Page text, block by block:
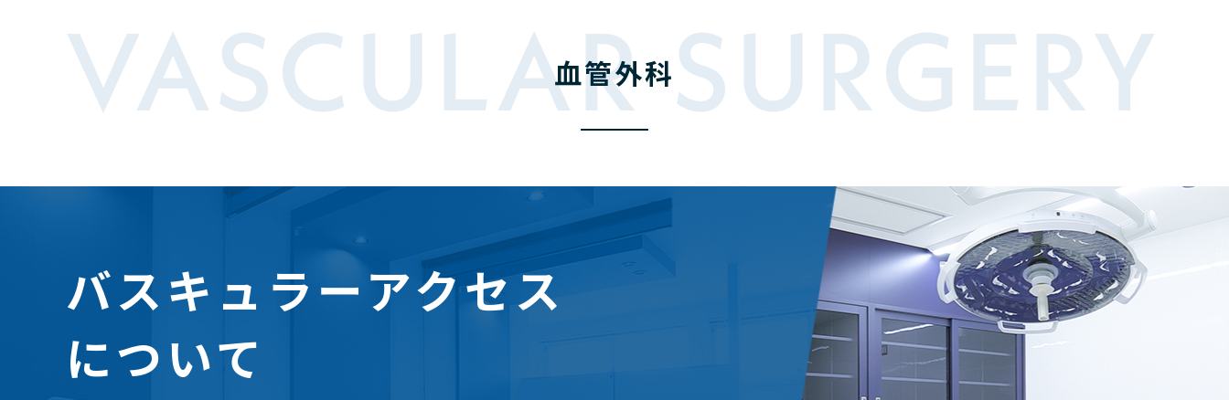
血管外科
VASCULAR SURGERY
バスキュラーアクセス
について